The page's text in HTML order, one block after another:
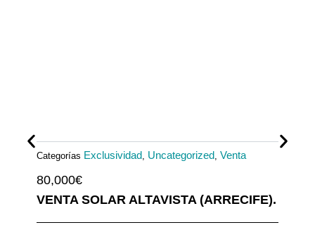
Categorías Exclusividad Uncategorized Venta
80,000€
VENTA SOLAR ALTAVISTA (ARRECIFE).